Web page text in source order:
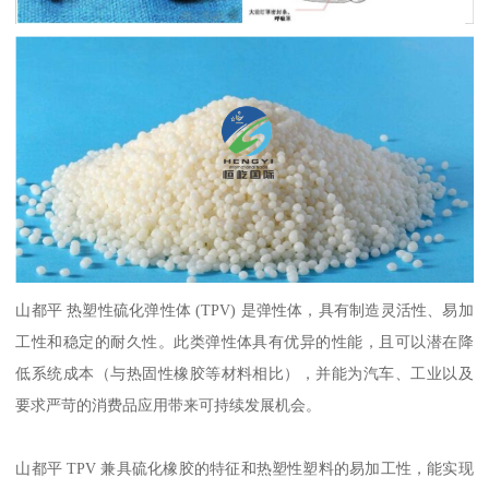
山都平 热塑性硫化弹性体 (TPV) 是弹性体，具有制造灵活性、易加
工性和稳定的耐久性。此类弹性体具有优异的性能，且可以潜在降
低系统成本（与热固性橡胶等材料相比），并能为汽车、工业以及
要求严苛的消费品应用带来可持续发展机会。
山都平 TPV 兼具硫化橡胶的特征和热塑性塑料的易加工性，能实现